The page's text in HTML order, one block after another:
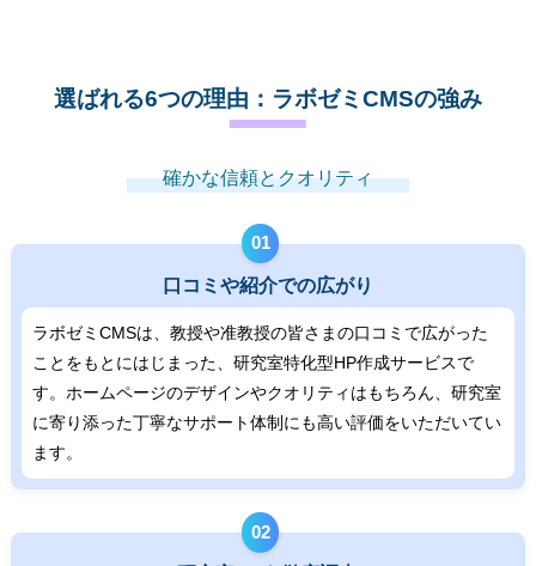
選ばれる6つの理由：ラボゼミCMSの強み
確かな信頼とクオリティ
01
口コミや紹介での広がり
ラボゼミCMSは、教授や准教授の皆さまの口コミで広がった
ことをもとにはじまった、研究室特化型HP作成サービスで
す。ホームページのデザインやクオリティはもちろん、研究室
に寄り添った丁寧なサポート体制にも高い評価をいただいてい
ます。
02